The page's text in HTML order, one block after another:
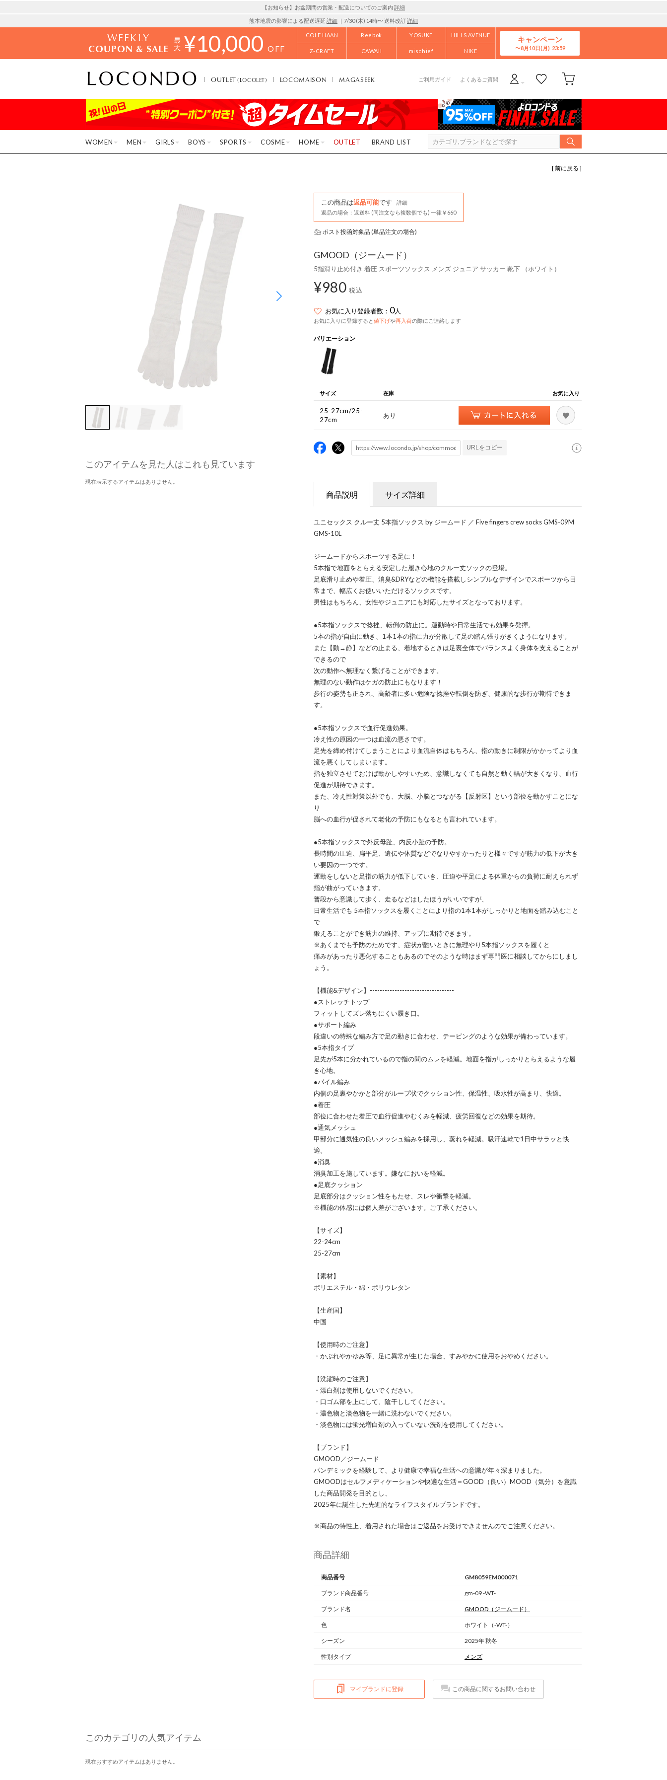
【お知らせ】お盆期間の営業・配送についてのご案内 詳細
熊本地震の影響による配送遅延 詳細 ｜7/30 (木) 14時〜 送料改訂詳細
WEEKLY
COUPON & SALE ¥10,000 OFF
COLE HAAN Reebok YOSUKE HILLS AVENUE
Z-CRAFT CAWAII mischief NIKE
キャンペーン
8月10日(月)
OUTLET(LOCOLET) LOCOMAISON MAGASEEK ご利用ガイド よくあるご質問
WOMEN MEN GIRLS BOYS SPORTS COSME HOME OUTLET BRAND LIST
[ 前に戻る ]
このアイテムを見た人はこれも見ています
現在表示するアイテムはありません。
この商品は返品可能です
詳細
返品の場合：返送料 (同注文なら複数個でも) 一律￥660
ポスト投函対象品 (単品注文の場合)
GMOOD （ジームード）
5指滑り止め付き 着圧 スポーツソックス メンズ ジュニア サッカー 靴下 （ホワイト）
¥980 税込
お気に入り登録者数： 0人
お気に入りに登録すると値下げや再入荷の際にご連絡します
バリエーション
サイズ 在庫 お気に入り
25-27cm/25-
27cm
あり
URLをコピー
商品説明 サイズ詳細
ユニセックス クルー丈 5本指ソックス by ジームード ／ Five fingers crew socks GMS-09M
GMS-10L
ジームードからスポーツする足に！
5本指で地面をとらえる安定した履き心地のクルー丈ソックの登場。
足底滑り止めや着圧、消臭&DRYなどの機能を搭載しシンプルなデザインでスポーツから日
常まで、幅広くお使いいただけるソックスです。
男性はもちろん、女性やジュニアにも対応したサイズとなっております。
●5本指ソックスで捻挫、転倒の防止に。運動時や日常生活でも効果を発揮。
5本の指が自由に動き、1本1本の指に力が分散して足の踏ん張りがきくようになります。
また【動→静】などの止まる、着地するときは足裏全体でバランスよく身体を支えることが
できるので
次の動作へ無理なく繋げることができます。
無理のない動作はケガの防止にもなります！
歩行の姿勢も正され、高齢者に多い危険な捻挫や転倒を防ぎ、健康的な歩行が期待できま
す。
●5本指ソックスで血行促進効果。
冷え性の原因の一つは血流の悪さです。
足先を締め付けてしまうことにより血流自体はもちろん、指の動きに制限がかかってより血
流を悪くしてしまいます。
指を独立させておけば動かしやすいため、意識しなくても自然と動く幅が大きくなり、血行
促進が期待できます。
また、冷え性対策以外でも、大脳、小脳とつながる【反射区】という部位を動かすことにな
り
脳への血行が促されて老化の予防にもなるとも言われています。
●5本指ソックスで外反母趾、内反小趾の予防。
長時間の圧迫、扁平足、遺伝や体質などでなりやすかったりと様々ですが筋力の低下が大き
い要因の一つです。
運動をしないと足指の筋力が低下していき、圧迫や平足による体重からの負荷に耐えられず
指が曲がっていきます。
普段から意識して歩く、走るなどはしたほうがいいですが、
日常生活でも 5本指ソックスを履くことにより指の1本1本がしっかりと地面を踏み込むこと
で
鍛えることができ筋力の維持、アップに期待できます。
※あくまでも予防のためです、症状が酷いときに無理やり5本指ソックスを履くと
痛みがあったり悪化することもあるのでそのような時はまず専門医に相談してからにしまし
ょう。
【機能&デザイン】----------------------------------
●ストレッチトップ
フィットしてズレ落ちにくい履き口。
●サポート編み
段違いの特殊な編み方で足の動きに合わせ、テーピングのような効果が備わっています。
●5本指タイプ
足先が5本に分かれているので指の間のムレを軽減。地面を指がしっかりとらえるような履
き心地。
●パイル編み
内側の足裏やかかと部分がループ状でクッション性、保温性、吸水性が高まり、快適。
●着圧
部位に合わせた着圧で血行促進やむくみを軽減、疲労回復などの効果を期待。
●通気メッシュ
甲部分に通気性の良いメッシュ編みを採用し、蒸れを軽減。吸汗速乾で1日中サラッと快
適。
●消臭
消臭加工を施しています。嫌なにおいを軽減。
●足底クッション
足底部分はクッション性をもたせ、スレや衝撃を軽減。
※機能の体感には個人差がございます。ご了承ください。
【サイズ】
22-24cm
25-27cm
【素材】
ポリエステル・綿・ボリウレタン
【生産国】
中国
【使用時のご注意】
・かぶれやかゆみ等、足に異常が生じた場合、すみやかに使用をおやめください。
【洗濯時のご注意】
・漂白剤は使用しないでください。
・口ゴム部を上にして、陰干ししてください。
・濃色物と淡色物を一緒に洗わないでください。
・淡色物には蛍光増白剤の入っていない洗剤を使用してください。
【ブランド】
GMOOD／ジームード
パンデミックを経験して、より健康で幸福な生活への意識が年々深まりました。
GMOODはセルフメディケーションや快適な生活＝GOOD（良い）MOOD（気分）を意識
した商品開発を目的とし、
2025年に誕生した先進的なライフスタイルブランドです。
※商品の特性上、着用された場合はご返品をお受けできませんのでご注意ください。
商品詳細
商品番号 GM8059EM000071
ブランド商品番号 gm-09 -WT-
ブランド名 GMOOD （ジームード）
色 ホワイト（-WT-）
シーズン 2025年 秋冬
性別タイプ メンズ
マイブランドに登録 この商品に関するお問い合わせ
このカテゴリの人気アイテム
現在おすすめアイテムはありません。